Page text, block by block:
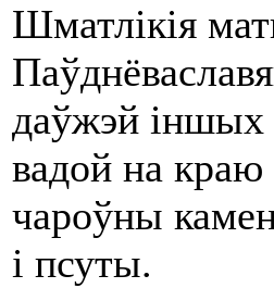
Шматлікія
даўжэй іншых
вадой на краю
чароўны
і псуты.